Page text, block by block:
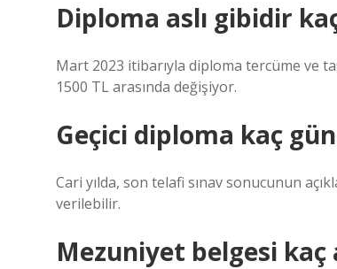
Diploma aslı gibidir
Mart 2023 itibarıyla diploma tercüme ve
1500 TL arasında değişiyor.
Geçici diploma kaç
Cari yılda, son telafi sınav sonucunun
verilebilir.
Mezuniyet belgesi kaç